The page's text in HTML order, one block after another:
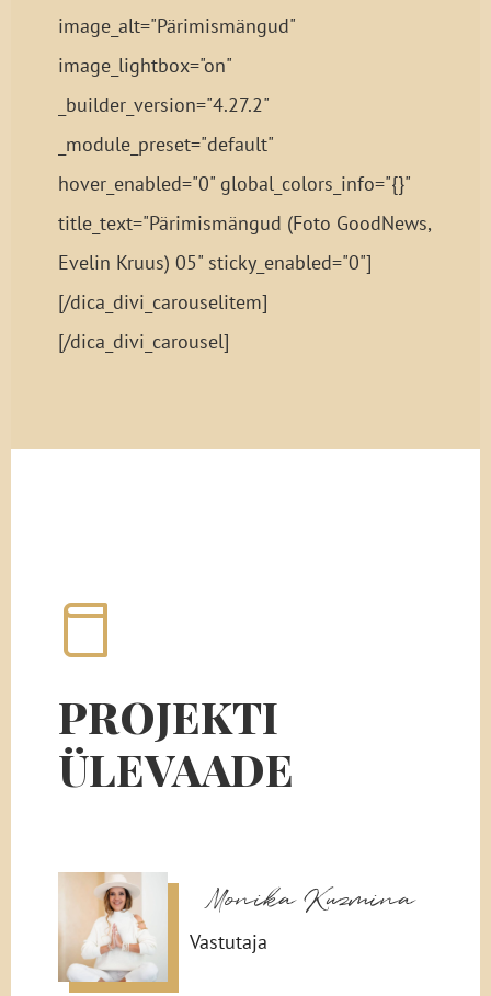
image_alt="Pärimismängud"
image_lightbox="on"
_builder_version="4.27.2"
_module_preset="default"
hover_enabled="0" global_colors_info="{}"
title_text="Pärimismängud (Foto GoodNews,
Evelin Kruus) 05" sticky_enabled="0"]
[/dica_divi_carouselitem]
[/dica_divi_carousel]
PROJEKTI
ÜLEVAADE
Monika Kuzmina
Vastutaja